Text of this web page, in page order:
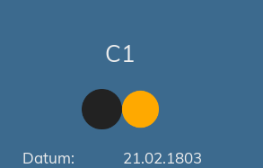
C1
Datum:
21.02.1803